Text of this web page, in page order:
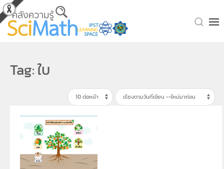
Skip to main content
Tag: ใบ